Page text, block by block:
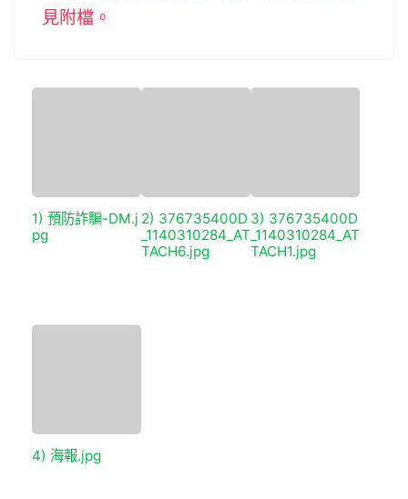
見附檔。
1) 預防詐騙-DM.j
pg
2) 376735400D
_1140310284_AT
TACH6.jpg
3) 376735400D
_1140310284_AT
TACH1.jpg
4) 海報.jpg